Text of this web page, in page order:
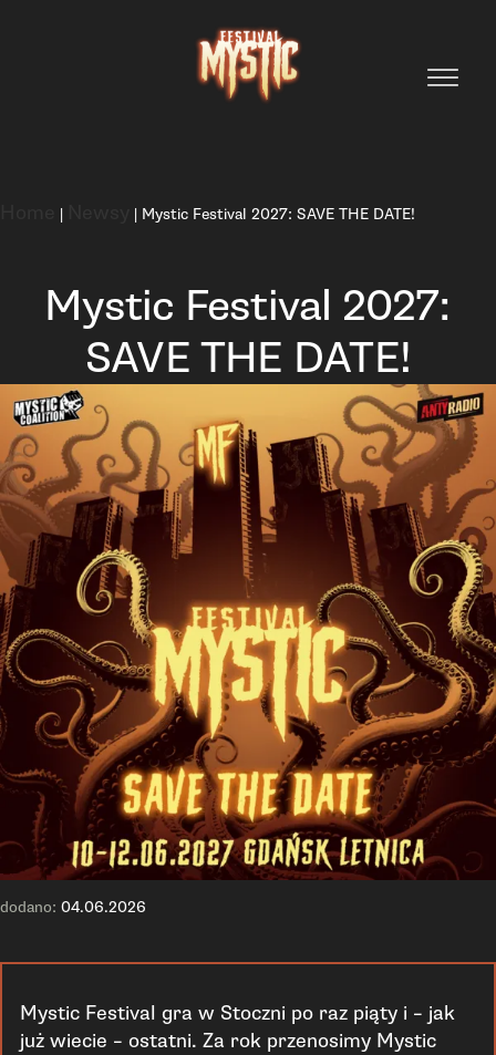
| | Mystic Festival 2027: SAVE THE DATE!
Mystic Festival 2027:
SAVE THE DATE!
dodano: 04.06.2026
Mystic Festival gra w Stoczni po raz piąty i – jak
już wiecie – ostatni. Za rok przenosimy Mystic